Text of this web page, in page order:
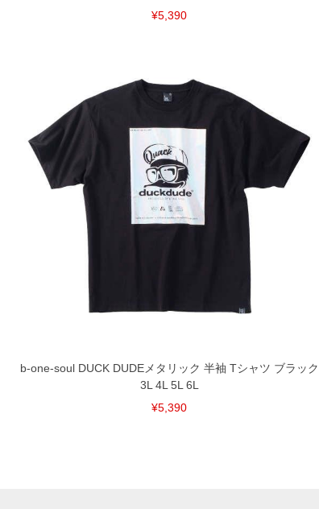
¥5,390
b-one-soul DUCK DUDEメタリック 半袖 Tシャツ ブラック
3L 4L 5L 6L
¥5,390